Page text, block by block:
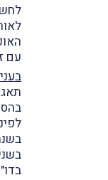
עם
בשנת 2007, עודכנו תנאי ההסכם ושיעור הרווח מעל
בשנים 2005–2007 העניקה חברת האם לעובדי פיניסאר אופציות הניתנות למימוש